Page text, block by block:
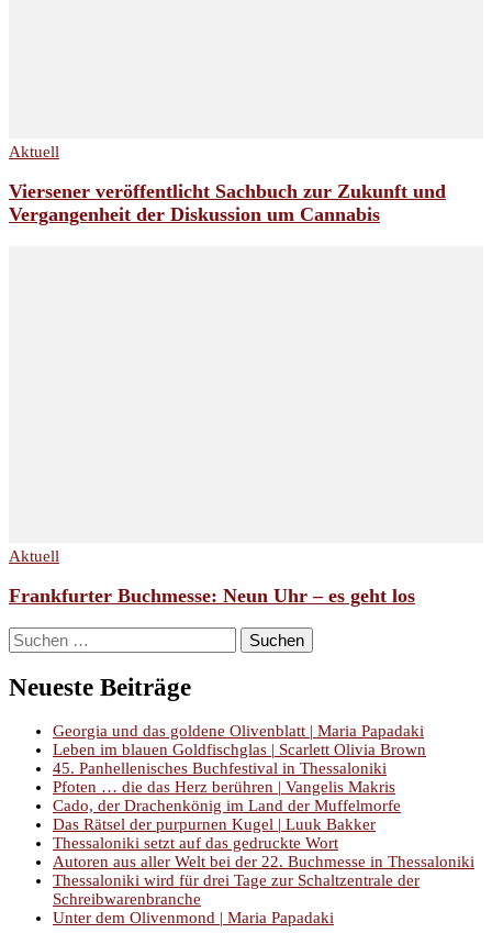
Aktuell
Viersener veröffentlicht Sachbuch zur Zukunft und
Vergangenheit der Diskussion um Cannabis
Aktuell
Frankfurter Buchmesse: Neun Uhr – es geht los
Suchen
nach:
Neueste Beiträge
Georgia und das goldene Olivenblatt | Maria Papadaki
Leben im blauen Goldfischglas | Scarlett Olivia Brown
45. Panhellenisches Buchfestival in Thessaloniki
Pfoten … die das Herz berühren | Vangelis Makris
Cado, der Drachenkönig im Land der Muffelmorfe
Das Rätsel der purpurnen Kugel | Luuk Bakker
Thessaloniki setzt auf das gedruckte Wort
Autoren aus aller Welt bei der 22. Buchmesse in Thessaloniki
Thessaloniki wird für drei Tage zur Schaltzentrale der
Schreibwarenbranche
Unter dem Olivenmond | Maria Papadaki